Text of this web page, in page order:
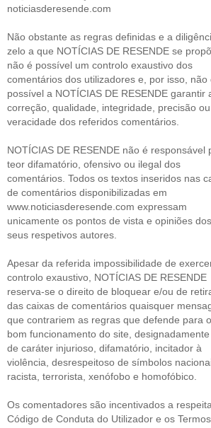
noticiasderesende.com
Não obstante as regras definidas e a
zelo a que NOTÍCIAS DE RESENDE se
não é possível um controlo exaustivo dos
comentários dos utilizadores e, por isso, não
possível a NOTÍCIAS DE RESENDE garantir
correção, qualidade, integridade, precisão ou
veracidade dos referidos comentários.
NOTÍCIAS DE RESENDE não é responsável
teor difamatório, ofensivo ou ilegal dos
comentários. Todos os textos inseridos nas
de comentários disponibilizadas em
www.noticiasderesende.com expressam
unicamente os pontos de vista e opiniões dos
seus respetivos autores.
Apesar da referida impossibilidade de
controlo exaustivo, NOTÍCIAS DE RESENDE
reserva-se o direito de bloquear e/ou de
das caixas de comentários quaisquer
que contrariem as regras que defende para o
bom funcionamento do site,
de caráter injurioso, difamatório, incitador à
violência, desrespeitoso de símbolos
racista, terrorista, xenófobo e homofóbico.
Os comentadores são incentivados a
Código de Conduta do Utilizador e os